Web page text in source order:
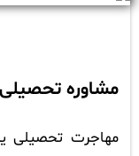
مشاوره
مهاجرت تحصیلی